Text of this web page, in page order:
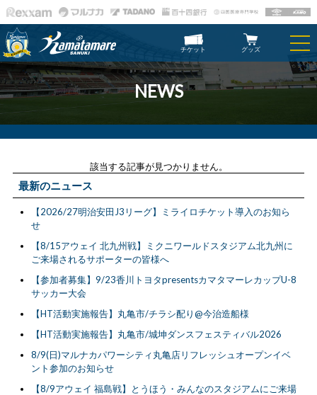
チケット グッズ
NEWS
該当する記事が見つかりません。
最新のニュース
【2026/27明治安田J3リーグ】ミライロチケット導入のお知ら
せ
【8/15アウェイ 北九州戦】ミクニワールドスタジアム北九州に
ご来場されるサポーターの皆様へ
【参加者募集】9/23香川トヨタpresentsカマタマーレカップU-8
サッカー大会
【HT活動実施報告】丸亀市/チラシ配り@今治造船様
【HT活動実施報告】丸亀市/城坤ダンスフェスティバル2026
8/9(日)マルナカパワーシティ丸亀店リフレッシュオープンイベ
ント参加のお知らせ
【8/9アウェイ 福島戦】とうほう・みんなのスタジアムにご来場